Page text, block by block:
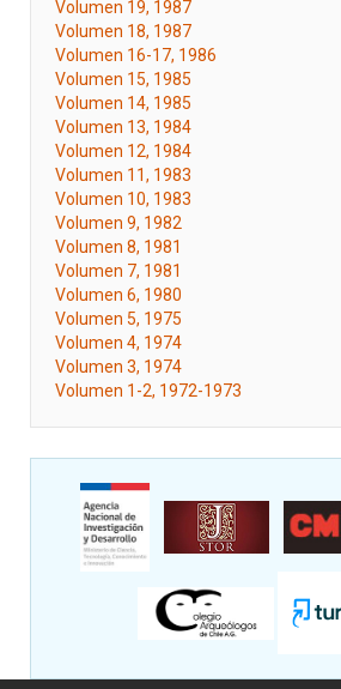
Volumen 19, 1987
Volumen 18, 1987
Volumen 16-17, 1986
Volumen 15, 1985
Volumen 14, 1985
Volumen 13, 1984
Volumen 12, 1984
Volumen 11, 1983
Volumen 10, 1983
Volumen 9, 1982
Volumen 8, 1981
Volumen 7, 1981
Volumen 6, 1980
Volumen 5, 1975
Volumen 4, 1974
Volumen 3, 1974
Volumen 1-2, 1972-1973